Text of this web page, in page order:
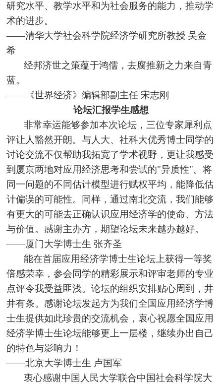
研究水平、教学水平和为社会服务的能力，推动学
术的进步。
——清华大学社会科学院经济学研究所教授 吴金
希
经邦济世之策蕴于鸿儒， 去腐推新之力来自青
蓝。
——《世界经济》编辑部副主任 宋志刚
论坛汇报学生感想
非常幸运能够参加本次论坛，三位专家犀利点
评让人豁然开朗。与人大、社科大优秀博士同学的
讨论交流不仅帮助我拓宽了学术视野，更让我感受
到厦京两地对应用经济思考和尝试的"异质性"。将
同一问题的不同估计模型进行赋权平均，能降低估
计偏误的可能性。同样，通过南北交流，我们能够
有更大的可能去正确认识应用经济学的使命、方法
与价值。感谢主办方，期望论坛未来越办越好。
——厦门大学博士生 张齐圣
能在首届应用经济学博士生论坛上获得一等奖
倍感荣幸，参会同学的精彩展示和评审老师的专业
点评令我受益匪浅。论坛的组织安排贴心周到，井
井有条。感谢论坛发起方为我们全国应用经济学博
士生提供如此珍贵的交流机会，衷心祝愿全国应用
经济学博士生论坛能够更上一层楼，继续办出自己
的特色与影响力！
——北京大学博士生 卢国军
衷心感谢中国人民大学联合中国社会科学院大